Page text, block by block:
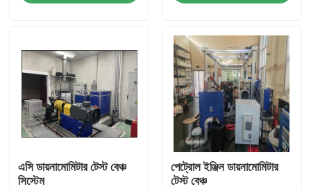
আমাদের সম্বন্ধে
কারখানা ভ্রমণ
গুণগত মান নিয়ন্ত্রণ
এসি ডায়নামোমিটার টেস্ট বেঞ্চ
সিস্টেম
পেট্রোল ইঞ্জিন ডায়নামোমিটার
টেস্ট বেঞ্চ